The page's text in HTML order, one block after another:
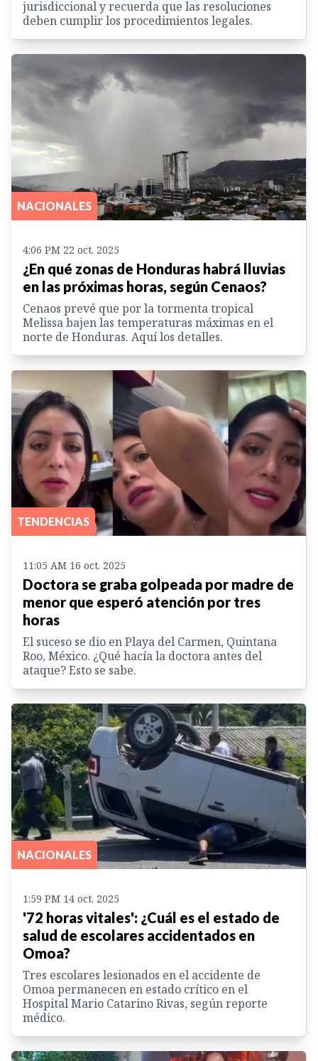
jurisdiccional y recuerda que las resoluciones
deben cumplir los procedimientos legales.
NACIONALES
4:06 PM 22 oct. 2025
¿En qué zonas de Honduras habrá lluvias
en las próximas horas, según Cenaos?
Cenaos prevé que por la tormenta tropical
Melissa bajen las temperaturas máximas en el
norte de Honduras. Aquí los detalles.
TENDENCIAS
11:05 AM 16 oct. 2025
Doctora se graba golpeada por madre de
menor que esperó atención por tres
horas
El suceso se dio en Playa del Carmen, Quintana
Roo, México. ¿Qué hacía la doctora antes del
ataque? Esto se sabe.
NACIONALES
1:59 PM 14 oct. 2025
'72 horas vitales': ¿Cuál es el estado de
salud de escolares accidentados en
Omoa?
Tres escolares lesionados en el accidente de
Omoa permanecen en estado crítico en el
Hospital Mario Catarino Rivas, según reporte
médico.